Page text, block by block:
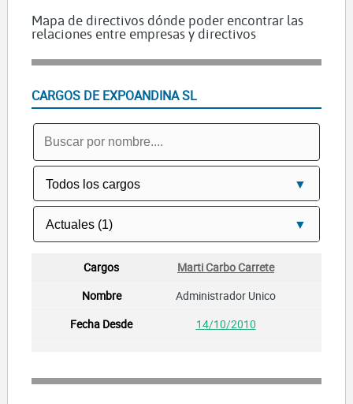
Mapa de directivos dónde poder encontrar las
relaciones entre empresas y directivos
CARGOS DE EXPOANDINA SL
Marti Carbo Carrete
Administrador Unico
14/10/2010